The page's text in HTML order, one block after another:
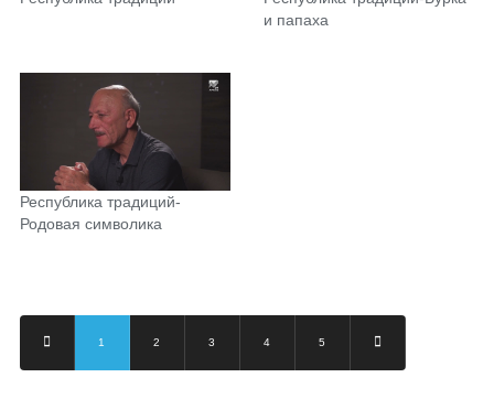
и папаха
Республика традиций-
Родовая символика
1 2 3 4 5